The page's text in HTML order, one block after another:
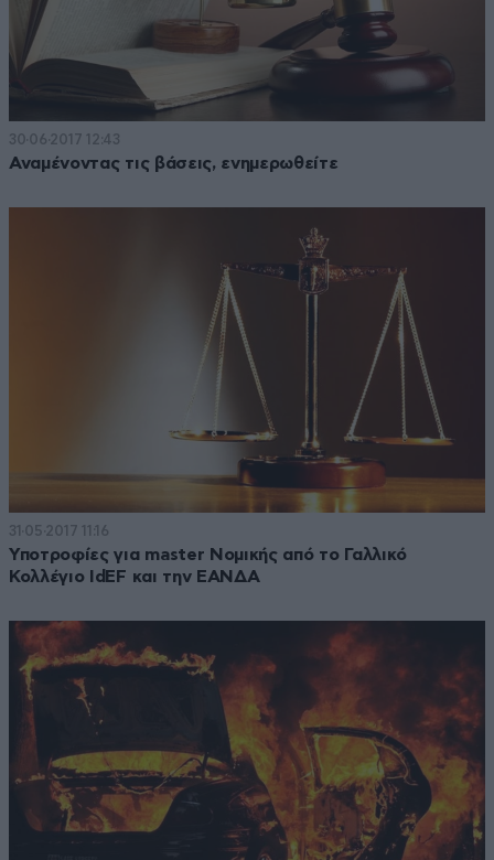
30·06·2017 12:43
Αναμένοντας τις βάσεις, ενημερωθείτε
31·05·2017 11:16
Υποτροφίες για master Νομικής από το Γαλλικό
Κολλέγιο IdEF και την ΕΑΝΔΑ